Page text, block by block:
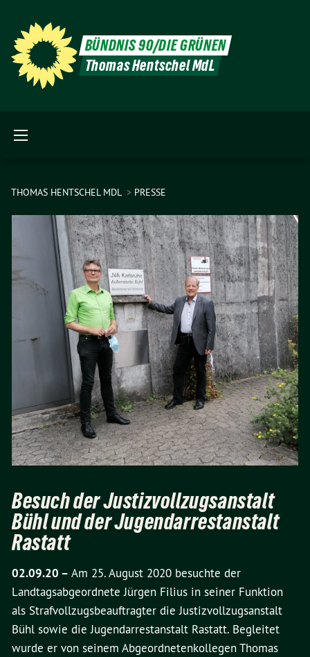
BÜNDNIS 90/DIE GRÜNEN
Thomas Hentschel MdL
THOMAS HENTSCHEL MDL PRESSE
Besuch der Justizvollzugsanstalt
Bühl und der Jugendarrestanstalt
Rastatt
02.09.20 – Am 25. August 2020 besuchte der
Landtagsabgeordnete Jürgen Filius in seiner Funktion
als Strafvollzugsbeauftragter die Justizvollzugsanstalt
Bühl sowie die Jugendarrestanstalt Rastatt. Begleitet
wurde er von seinem Abgeordnetenkollegen Thomas